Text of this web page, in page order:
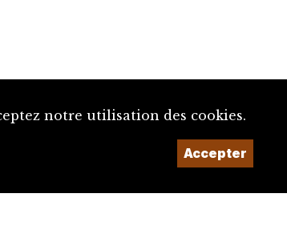
notre utilisation des cookies.
Accepter